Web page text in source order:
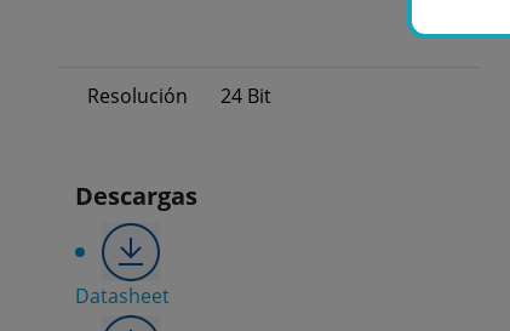
Resolución 24 Bit
Descargas
Datasheet